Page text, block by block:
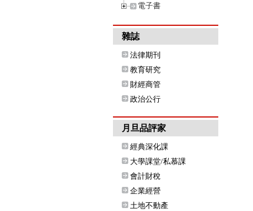
電子書
雜誌
法律期刊
教育研究
財經商管
政治公行
月旦品評家
經典深化課
大學課堂/私慕課
會計財稅
企業經營
土地不動產